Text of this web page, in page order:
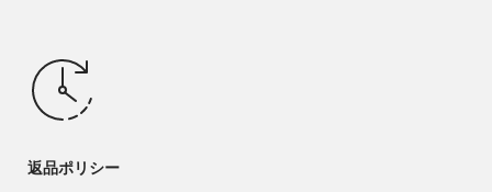
返品ポリシー